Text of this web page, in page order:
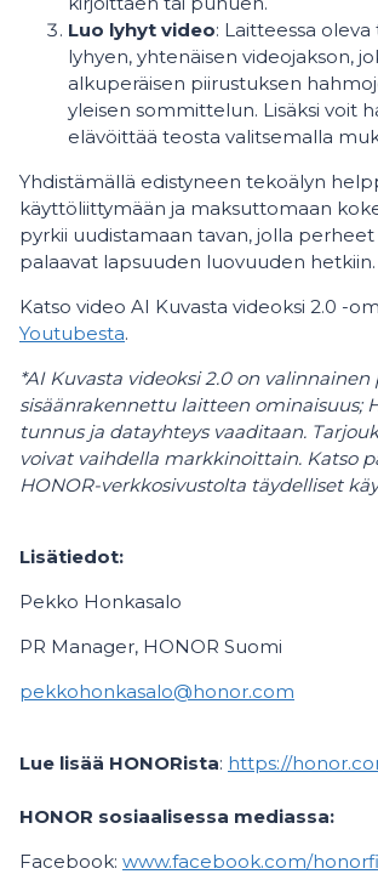
Luo lyhyt video: Laitteessa
lyhyen, yhtenäisen videojakson,
alkuperäisen piirustuksen
yleisen sommittelun. Lisäksi voit
elävöittää teosta valitsemalla
Yhdistämällä edistyneen tekoälyn
käyttöliittymään ja maksuttomaan
pyrkii uudistamaan tavan, jolla
palaavat lapsuuden luovuuden hetkiin.
Katso video AI Kuvasta videoksi 2.0 -
Youtubesta.
*AI Kuvasta videoksi 2.0 on valinnainen
sisäänrakennettu laitteen ominaisuus;
tunnus ja datayhteys vaaditaan.
voivat vaihdella markkinoittain. Katso
HONOR-verkkosivustolta täydelliset
Lisätiedot:
Pekko Honkasalo
PR Manager, HONOR Suomi
pekkohonkasalo@honor.com
Lue lisää HONORista: https://
HONOR sosiaalisessa mediassa:
Facebook: www.facebook.com/